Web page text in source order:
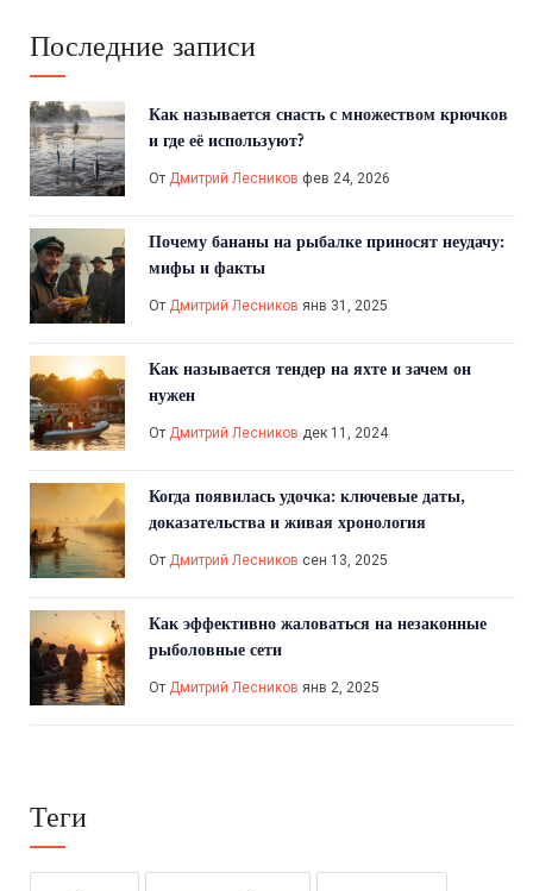
Последние записи
Как называется снасть с множеством крючков
и где её используют?
От Дмитрий Лесников фев 24, 2026
Почему бананы на рыбалке приносят неудачу:
мифы и факты
От Дмитрий Лесников янв 31, 2025
Как называется тендер на яхте и зачем он
нужен
От Дмитрий Лесников дек 11, 2024
Когда появилась удочка: ключевые даты,
доказательства и живая хронология
От Дмитрий Лесников сен 13, 2025
Как эффективно жаловаться на незаконные
рыболовные сети
От Дмитрий Лесников янв 2, 2025
Теги